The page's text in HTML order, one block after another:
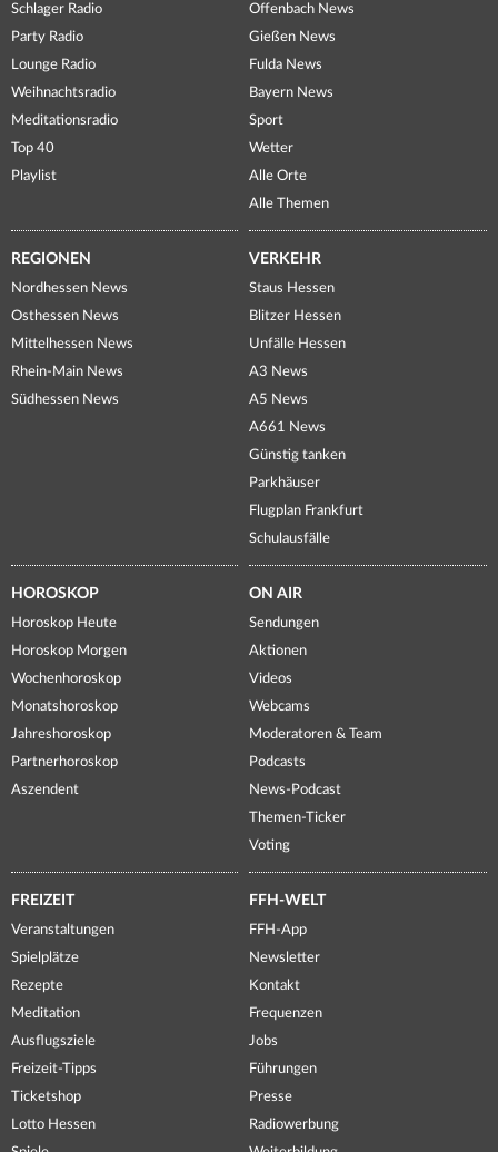
Schlager Radio
Party Radio
Lounge Radio
Weihnachtsradio
Meditationsradio
Top 40
Playlist
Offenbach News
Gießen News
Fulda News
Bayern News
Sport
Wetter
Alle Orte
Alle Themen
REGIONEN
Nordhessen News
Osthessen News
Mittelhessen News
Rhein-Main News
Südhessen News
VERKEHR
Staus Hessen
Blitzer Hessen
Unfälle Hessen
A3 News
A5 News
A661 News
Günstig tanken
Parkhäuser
Flugplan Frankfurt
Schulausfälle
HOROSKOP
Horoskop Heute
Horoskop Morgen
Wochenhoroskop
Monatshoroskop
Jahreshoroskop
Partnerhoroskop
Aszendent
ON AIR
Sendungen
Aktionen
Videos
Webcams
Moderatoren & Team
Podcasts
News-Podcast
Themen-Ticker
Voting
FREIZEIT
Veranstaltungen
Spielplätze
Rezepte
Meditation
Ausflugsziele
Freizeit-Tipps
Ticketshop
Lotto Hessen
FFH-WELT
FFH-App
Newsletter
Kontakt
Frequenzen
Jobs
Führungen
Presse
Radiowerbung